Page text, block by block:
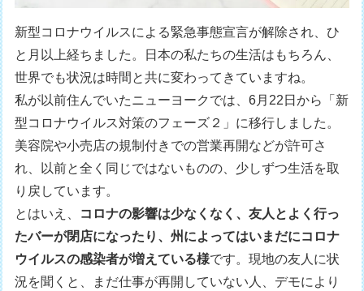
新型コロナウイルスによる緊急事態宣言が解除され、ひ
と月以上経ちました。日本の私たちの生活はもちろん、
世界でも状況は時間と共に変わってきていますね。
私が以前住んでいたニューヨークでは、6月22日から「新
型コロナウイルス対策のフェーズ２」に移行しました。
美容院や小売店の規制付きでの営業再開などが許可さ
れ、以前と全く同じではないものの、少しずつ生活を取
り戻しています。
とはいえ、 コロナの影響は少なくなく、友人とよく行っ
たバーが閉店になったり、州によってはいまだにコロナ
ウイルスの感染者が増えている様です。現地の友人に状
況を聞くと、まだ仕事が再開していない人、デモにより